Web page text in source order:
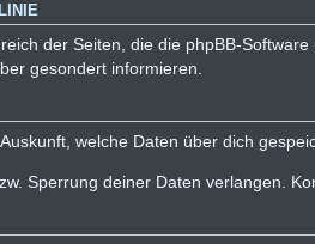
der Seiten, die die phpBB-
gesondert informieren.
welche Daten über dich
Sperrung deiner Daten verlangen.